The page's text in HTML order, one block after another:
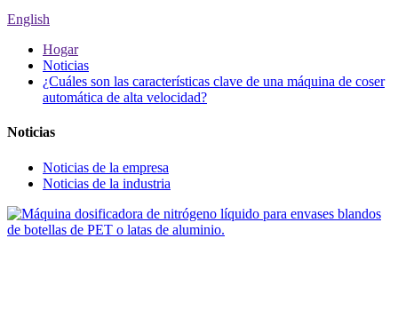
English
Hogar
Noticias
¿Cuáles son las características clave de una máquina de coser
automática de alta velocidad?
Noticias
Noticias de la empresa
Noticias de la industria